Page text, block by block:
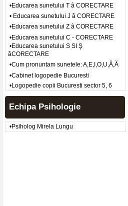
•Educarea sunetului T â CORECTARE
• Educarea sunetului J â CORECTARE
•Educarea sunetului Z â CORECTARE
•Educarea sunetului C - CORECTARE
•Educarea sunetului S SI Ş
âCORECTARE
•Cum pronuntam sunetele: A,E,I,O,U,Ă,Ă
•Cabinet logopedie Bucuresti
•Logopedie copii Bucuresti sector 5, 6
Echipa Psihologie
•Psiholog Mirela Lungu